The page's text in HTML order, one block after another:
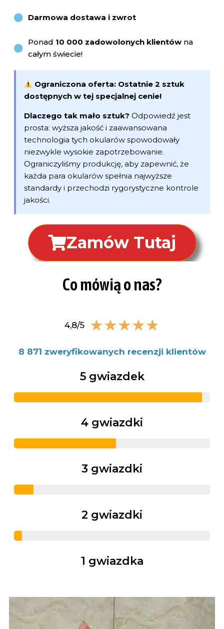
Darmowa dostawa i zwrot
Ponad 10 000 zadowolonych klientówna
całym świecie!
Ograniczona oferta: Ostatnie 2 sztuk
dostępnych w tej specjalnej cenie!
Dlaczego tak mało sztuk? Odpowiedź jest
prosta: wyższa jakość i zaawansowana
technologia tych okularów spowodowały
niezwykle wysokie zapotrzebowanie.
Ograniczyliśmy produkcję, aby zapewnić, że
każda para okularów spełnia najwyższe
standardy i przechodzi rygorystyczne kontrole
jakości.
Zamów Tutaj
Co mówią o nas?
4,8/5 ★★★★★
8 871 zweryfikowanych recenzji klientów
5 gwiazdek
4 gwiazdki
3 gwiazdki
2 gwiazdki
1 gwiazdka